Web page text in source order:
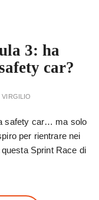
3: ha
car?
VIRGILIO
safety car… ma solo
per rientrare nei
Sprint Race di